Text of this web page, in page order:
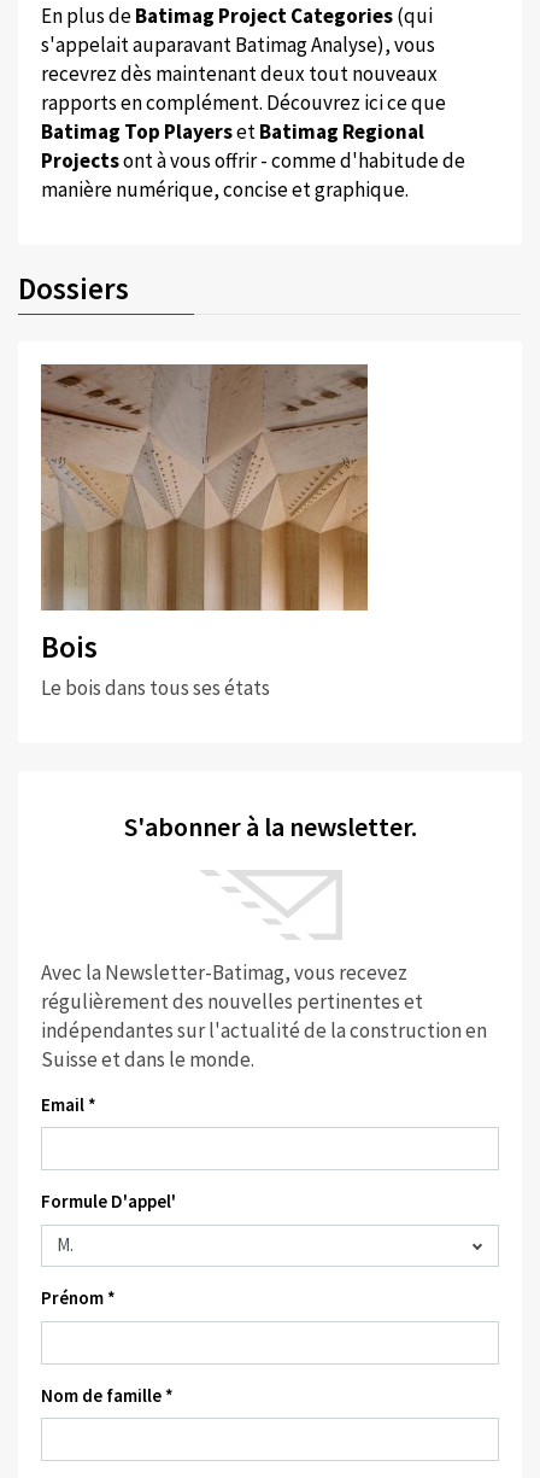
En plus deBatimag Project Categories(qui
s'appelait auparavant Batimag Analyse), vous
recevrez dès maintenant deux tout nouveaux
rapports en complément. Découvrez ici ce que
Batimag Top PlayersetBatimag Regional
Projectsont à vous offrir - comme d'habitude de
manière numérique, concise et graphique.
Dossiers
Bois
Le bois dans tous ses états
S'abonner à la newsletter.
Avec la Newsletter-Batimag, vous recevez
régulièrement des nouvelles pertinentes et
indépendantes sur l'actualité de la construction en
Suisse et dans le monde.
Email *
Formule D'appel'
Prénom *
Nom de famille *